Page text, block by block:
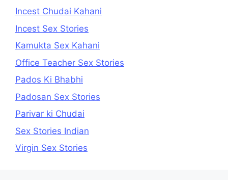
Incest Chudai Kahani
Incest Sex Stories
Kamukta Sex Kahani
Office Teacher Sex Stories
Pados Ki Bhabhi
Padosan Sex Stories
Parivar ki Chudai
Sex Stories Indian
Virgin Sex Stories